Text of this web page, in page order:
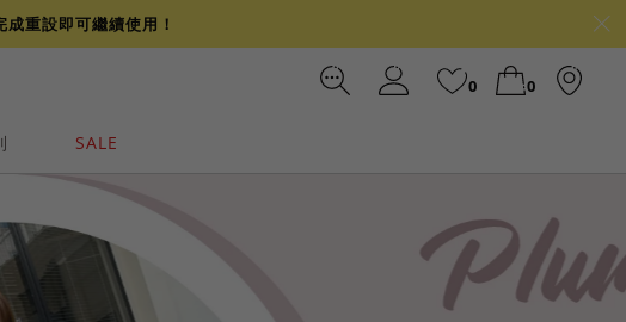
重設即可繼續使用！
0 0
SALE
冰感